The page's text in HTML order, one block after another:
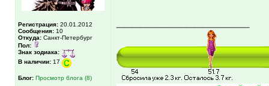
Регистрация: 20.01.2012
Сообщения: 10
Откуда: Санкт-Петербург
Пол:
Знак зодиака:
В наличии: 17
Блог: Просмотр блога (8)